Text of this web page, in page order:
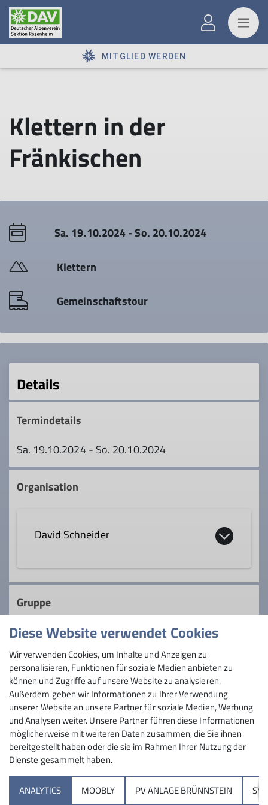
MITGLIED WERDEN
Klettern in der
Fränkischen
Sa. 19.10.2024 - So. 20.10.2024
Klettern
Gemeinschaftstour
Details
Termindetails
Sa. 19.10.2024 - So. 20.10.2024
Organisation
David Schneider
jungmannschaft@dav-rosenheim.de
Qualifikationen
Jugendleiter*in
Ämter
Gruppenleiter*in
Gruppe
ROpies
Bergsüchtige von 18 - 27 - Skitouren,
Hochtouren, Mountainbiken oder Klettern
Details
Sektion
Diese Website verwendet Cookies
Wir verwenden Cookies, um Inhalte und Anzeigen zu
personalisieren, Funktionen für soziale Medien anbieten zu
können und Zugriffe auf unsere Website zu analysieren.
Außerdem geben wir Informationen zu Ihrer Verwendung
unserer Website an unsere Partner für soziale Medien, Werbung
und Analysen weiter. Unsere Partner führen diese Informationen
möglicherweise mit weiteren Daten zusammen, die Sie ihnen
bereitgestellt haben oder die sie im Rahmen Ihrer Nutzung der
Dienste gesammelt haben.
ANALYTICS MOOBLY PV ANLAGE BRÜNNSTEIN